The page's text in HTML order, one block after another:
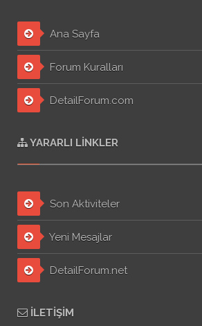
Ana Sayfa
Forum Kuralları
DetailForum.com
YARARLI LINKLER
Son Aktiviteler
Yeni Mesajlar
DetailForum.net
İLETIŞIM